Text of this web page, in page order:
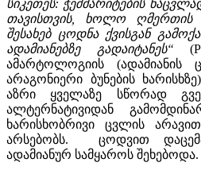
სიკეთეს: ჭეშმარიტების
თავისთვის, ხოლო ღმერთის
შესახებ ცოდნა ქვისგან
ადამიანებზე
გადაიტანეს“
ამარტოლოგიის (ადამიანის
არაგონიერი ბუნების
აზრი ყველაზე სწორად
ალტერნატივიდან
ხარისხობრივი ცვლის
არსებობს. ცოდვით
ადამიანურ სამყაროს შეხებოდა.